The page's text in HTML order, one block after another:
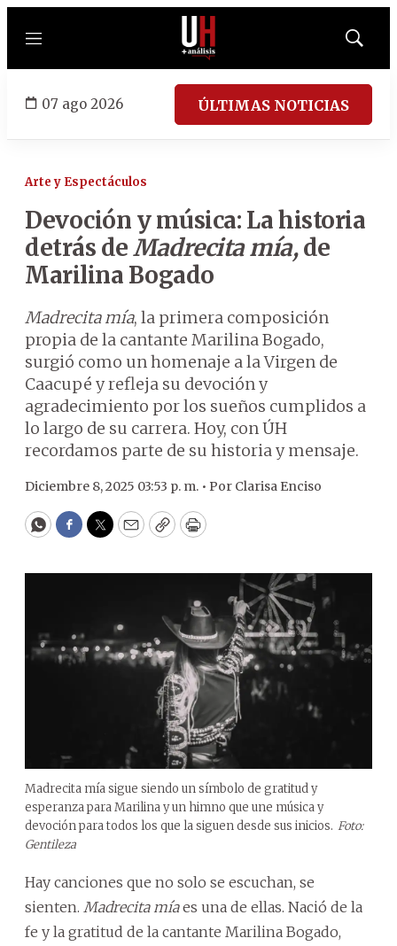
Menú
Mostrar
07 ago 2026 ÚLTIMAS NOTICIAS
Arte y Espectáculos
Devoción y música: La historia
detrás deMadrecita mía,de
Marilina Bogado
Madrecita mía, la primera composición
propia de la cantante Marilina Bogado,
surgió como un homenaje a la Virgen de
Caacupé y refleja su devoción y
agradecimiento por los sueños cumplidos a
lo largo de su carrera. Hoy, con ÚH
recordamos parte de su historia y mensaje.
Diciembre 8, 2025 03:53 p. m. • Por Clarisa Enciso
WhatsApp
Facebook
Twitter
EmailCopyPrint
Madrecita mía sigue siendo un símbolo de gratitud y
esperanza para Marilina y un himno que une música y
devoción para todos los que la siguen desde sus inicios. Foto:
Gentileza
Hay canciones que no solo se escuchan, se
sienten. Madrecita míaes una de ellas. Nació de la
fe y la gratitud de la cantante Marilina Bogado,